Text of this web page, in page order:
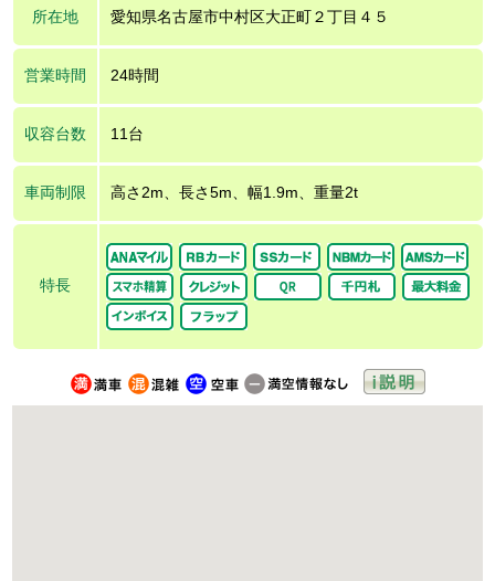
所在地 愛知県名古屋市中村区大正町２丁目４５
営業時間 24時間
収容台数 11台
車両制限 高さ2m、長さ5m、幅1.9m、重量2t
特長